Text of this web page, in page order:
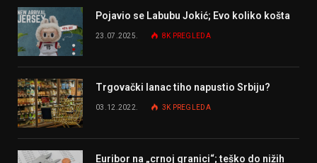
Pojavio se Labubu Jokić; Evo koliko košta
23.07.2025. 8K PREGLEDA
Trgovački lanac tiho napustio Srbiju?
03.12.2022. 3K PREGLEDA
Euribor na „crnoj granici“; teško do nižih